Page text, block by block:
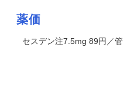
薬価
セスデン注7.5mg 89円／管